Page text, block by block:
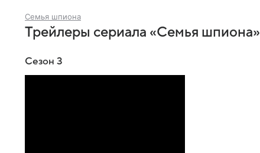
Семья шпиона
Трейлеры сериала «Семья шпиона»
Сезон 3